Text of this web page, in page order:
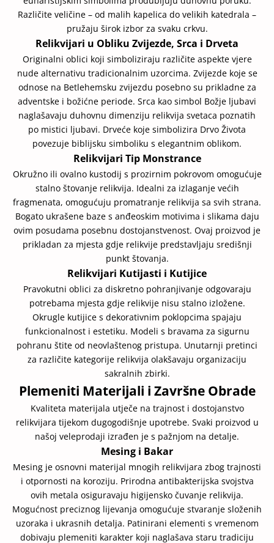
Različite veličine – od malih kapelica do velikih katedrala –
pružaju širok izbor za svaku crkvu.
Relikvijari u Obliku Zvijezde, Srca i Drveta
Originalni oblici koji simboliziraju različite aspekte vjere
nude alternativu tradicionalnim uzorcima. Zvijezde koje se
odnose na Betlehemsku zvijezdu posebno su prikladne za
adventske i božićne periode. Srca kao simbol Božje ljubavi
naglašavaju duhovnu dimenziju relikvija svetaca poznatih
po mistici ljubavi. Drveće koje simbolizira Drvo Života
povezuje biblijsku simboliku s elegantnim oblikom.
Relikvijari Tip Monstrance
Okružno ili ovalno kustodij s prozirnim pokrovom omogućuje
stalno štovanje relikvija. Idealni za izlaganje većih
fragmenata, omogućuju promatranje relikvija sa svih strana.
Bogato ukrašene baze s anđeoskim motivima i slikama daju
ovim posudama posebnu dostojanstvenost. Ovaj proizvod je
prikladan za mjesta gdje relikvije predstavljaju središnji
punkt štovanja.
Relikvijari Kutijasti i Kutijice
Pravokutni oblici za diskretno pohranjivanje odgovaraju
potrebama mjesta gdje relikvije nisu stalno izložene.
Okrugle kutijice s dekorativnim poklopcima spajaju
funkcionalnost i estetiku. Modeli s bravama za sigurnu
pohranu štite od neovlaštenog pristupa. Unutarnji pretinci
za različite kategorije relikvija olakšavaju organizaciju
sakralnih zbirki.
Plemeniti Materijali i Završne Obrade
Kvaliteta materijala utječe na trajnost i dostojanstvo
relikvijara tijekom dugogodišnje upotrebe. Svaki proizvod u
našoj veleprodaji izrađen je s pažnjom na detalje.
Mesing i Bakar
Mesing je osnovni materijal mnogih relikvijara zbog trajnosti
i otpornosti na koroziju. Prirodna antibakterijska svojstva
ovih metala osiguravaju higijensko čuvanje relikvija.
Mogućnost preciznog lijevanja omogućuje stvaranje složenih
uzoraka i ukrasnih detalja. Patinirani elementi s vremenom
dobivaju plemeniti karakter koji naglašava staru tradiciju